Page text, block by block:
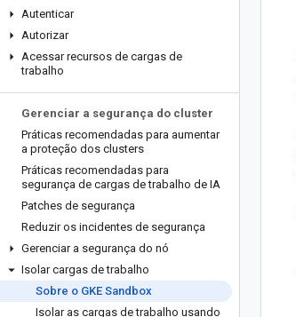
Autenticar
Autorizar
Acessar recursos de cargas de
trabalho
Gerenciar a segurança do cluster
Práticas recomendadas para aumentar
a proteção dos clusters
Práticas recomendadas para
segurança de cargas de trabalho de IA
Patches de segurança
Reduzir os incidentes de segurança
Gerenciar a segurança do nó
Isolar cargas de trabalho
Sobre o GKE Sandbox
Isolar as cargas de trabalho usando